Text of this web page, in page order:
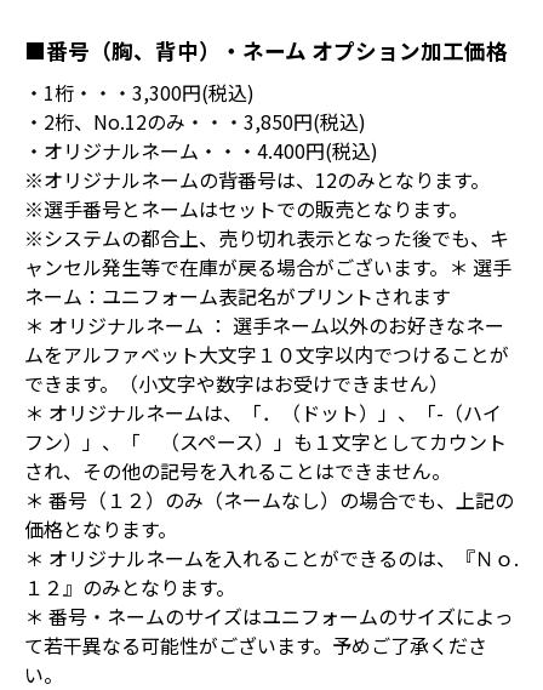
■番号（胸、背中）・ネーム オプション加工価格
・1桁・・・3,300円(税込)
・2桁、No.12のみ・・・3,850円(税込)
・オリジナルネーム・・・4.400円(税込)
※オリジナルネームの背番号は、12のみとなります。
※選手番号とネームはセットでの販売となります。
※システムの都合上、売り切れ表示となった後でも、キ
ャンセル発生等で在庫が戻る場合がございます。＊ 選手
ネーム：ユニフォーム表記名がプリントされます
＊ オリジナルネーム ： 選手ネーム以外のお好きなネー
ムをアルファベット大文字１０文字以内でつけることが
できます。（小文字や数字はお受けできません）
＊ オリジナルネームは、「．（ドット）」、「-（ハイ
フン）」、「 （スペース）」も１文字としてカウント
され、その他の記号を入れることはできません。
＊ 番号（１２）のみ（ネームなし）の場合でも、上記の
価格となります。
＊ オリジナルネームを入れることができるのは、『Ｎｏ.
１２』のみとなります。
＊ 番号・ネームのサイズはユニフォームのサイズによっ
て若干異なる可能性がございます。予めご了承くださ
い。